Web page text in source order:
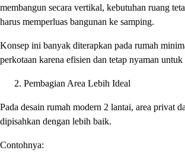
membangun secara vertikal, kebutuhan ruang
harus memperluas bangunan ke samping.
Konsep ini banyak diterapkan pada rumah
perkotaan karena efisien dan tetap nyaman untuk
Pembagian Area Lebih Ideal
Pada desain rumah modern 2 lantai, area privat
dipisahkan dengan lebih baik.
Contohnya: